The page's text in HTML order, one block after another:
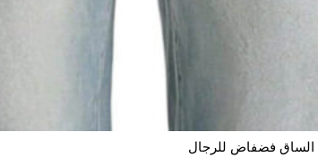
الساق فضفاض للرجال